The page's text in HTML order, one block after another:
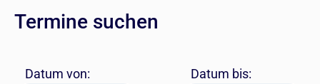
Termine suchen
Datum von:
Datum bis: